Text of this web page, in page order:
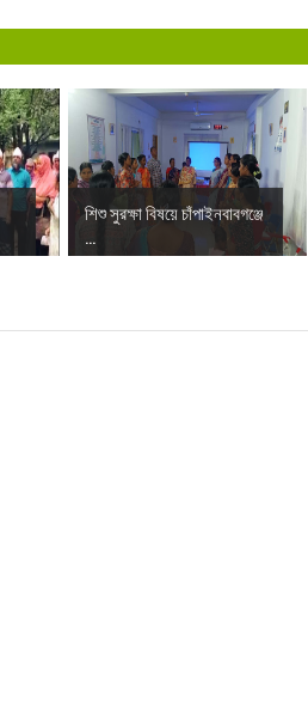
শিশু সুরক্ষা বিষয়ে চাঁপাইনবাবগঞ্জে
...